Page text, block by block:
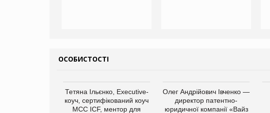
ОСОБИСТОСТІ
Тетяна Ільєнко, Executive-
коуч, сертифікований коуч
МСС ICF, ментор для
Олег Андрійович Івченко —
директор патентно-
юридичної компанії «Вайз